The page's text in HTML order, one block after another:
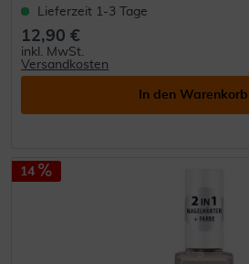
Lieferzeit 1-3 Tage
12,90 €
inkl. MwSt.
Versandkosten
In den Warenkorb
14